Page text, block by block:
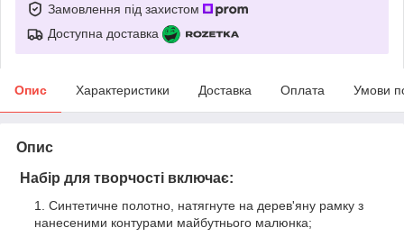
Замовлення під захистом
Доступна доставка
Опис Характеристики Доставка Оплата Умови
Опис
Набір для творчості включає:
Синтетичне полотно, натягнуте на дерев'яну рамку з
нанесеними контурами майбутнього малюнка;